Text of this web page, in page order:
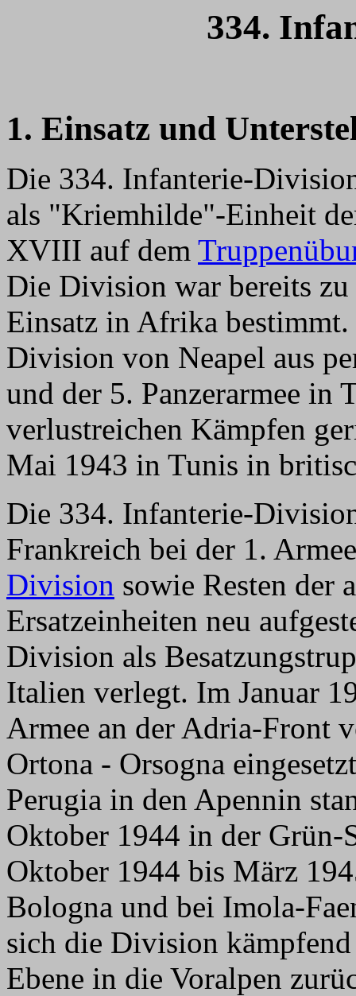
334.
1. Einsatz und
Die 334. Infanterie-
als "Kriemhilde"-Einheit
XVIII auf dem
Die Division war bereits
Einsatz in Afrika
Division von Neapel aus
und der 5. Panzerarmee in
verlustreichen Kämpfen
Mai 1943 in Tunis in
Die 334. Infanterie-
Frankreich bei der 1.
Division sowie Resten der
Ersatzeinheiten neu
Division als
Italien verlegt. Im Januar
Armee an der Adria-Front
Ortona - Orsogna
Perugia in den Apennin
Oktober 1944 in der
Oktober 1944 bis März
Bologna und bei Imola-
sich die Division
Ebene in die Voralpen